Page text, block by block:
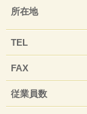
所在地
TEL
FAX
従業員数